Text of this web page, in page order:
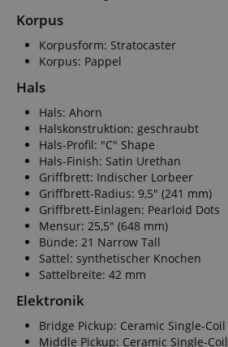
Korpus
Korpusform: Stratocaster
Korpus: Pappel
Hals
Hals: Ahorn
Halskonstruktion: geschraubt
Hals-Profil: "C" Shape
Hals-Finish: Satin Urethan
Griffbrett: Indischer Lorbeer
Griffbrett-Radius: 9,5" (241 mm)
Griffbrett-Einlagen: Pearloid Dots
Mensur: 25,5" (648 mm)
Bünde: 21 Narrow Tall
Sattel: synthetischer Knochen
Sattelbreite: 42 mm
Elektronik
Bridge Pickup: Ceramic Single-Coil
Middle Pickup: Ceramic Single-Coil